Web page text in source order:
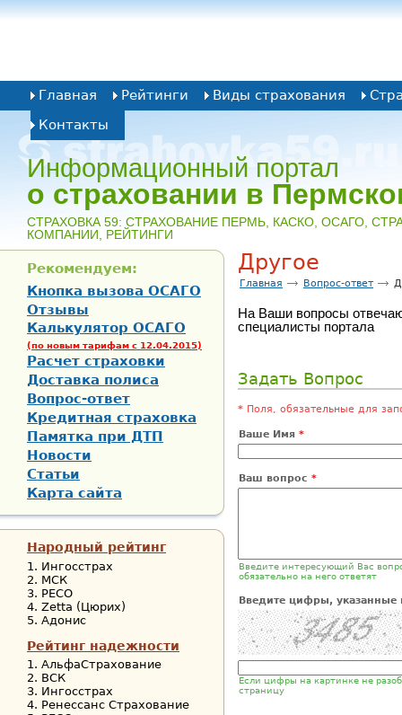
Информационный портал
о страховании в
CТРАХОВКА 59: СТРАХОВАНИЕ ПЕРМЬ, КАСКО, ОСАГО,
КОМПАНИИ, РЕЙТИНГИ
Главная Рейтинги Виды страхования
Контакты
Другое
Главная Вопрос-ответ
На Ваши вопросы
специалисты портала
Задать Вопрос
* Поля, обязательные для
Ваше Имя *
Ваш вопрос *
Введите интересующий Вас
обязательно на него ответят
Введите цифры, указанные
Если цифры на картинке не
страницу
Рекомендуем:
Кнопка вызова ОСАГО
Отзывы
Калькулятор ОСАГО
(по новым тарифам с 12.04.2015)
Расчет страховки
Доставка полиса
Вопрос-ответ
Кредитная страховка
Памятка при ДТП
Новости
Статьи
Карта сайта
Народный рейтинг
Ингосстрах
МСК
РЕСО
Zetta (Цюрих)
Адонис
Рейтинг надежности
АльфаСтрахование
ВСК
Ингосстрах
Ренессанс Страхование